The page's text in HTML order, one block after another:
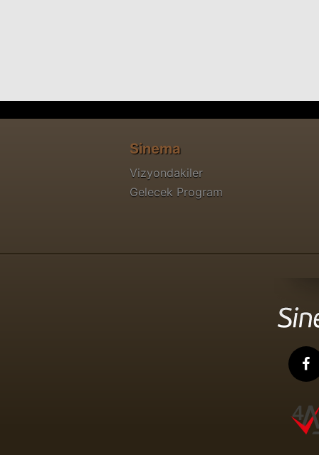
Sinema
Vizyondakiler
Gelecek Program